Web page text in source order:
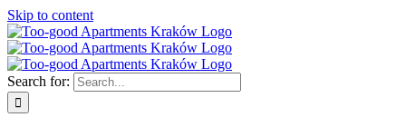
Skip to content
Search for: